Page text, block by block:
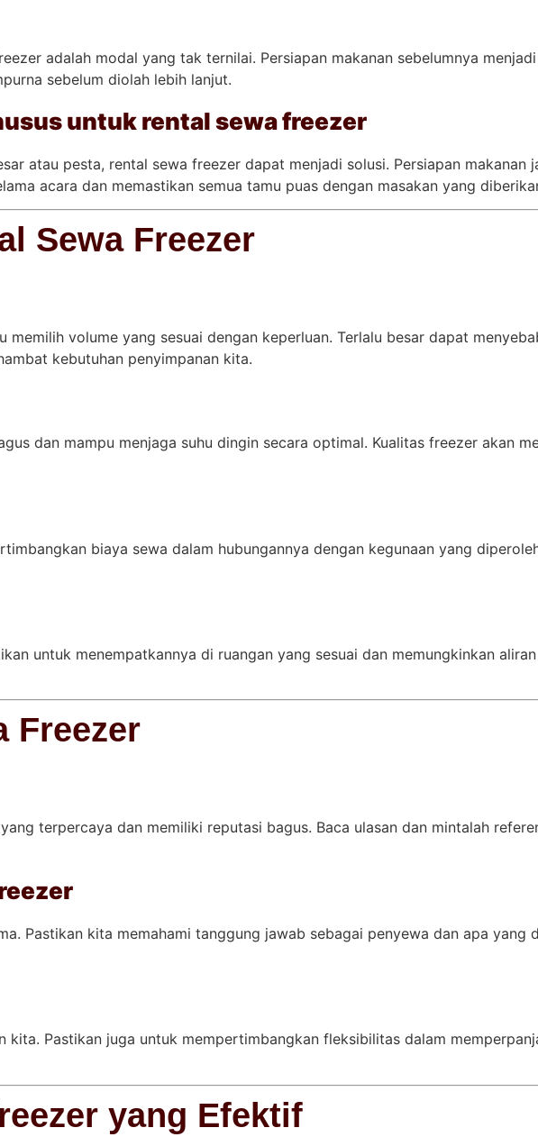
adalah modal yang tak ternilai. Persiapan makanan sebelumnya
sebelum diolah lebih lanjut.
untuk rental sewa freezer
atau pesta, rental sewa freezer dapat menjadi solusi. Persiapan makanan
acara dan memastikan semua tamu puas dengan masakan yang
Sewa Freezer
volume yang sesuai dengan keperluan. Terlalu besar dapat
kebutuhan penyimpanan kita.
dan mampu menjaga suhu dingin secara optimal. Kualitas freezer akan
biaya sewa dalam hubungannya dengan kegunaan yang
untuk menempatkannya di ruangan yang sesuai dan memungkinkan
Freezer
terpercaya dan memiliki reputasi bagus. Baca ulasan dan mintalah
Pastikan kita memahami tanggung jawab sebagai penyewa dan apa yang
kita. Pastikan juga untuk mempertimbangkan fleksibilitas dalam
yang Efektif